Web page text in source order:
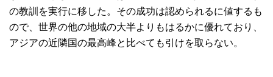
の教訓を実行に移した。その成功は認められるに値するも
ので、世界の他の地域の大半よりもはるかに優れており、
アジアの近隣国の最高峰と比べても引けを取らない。